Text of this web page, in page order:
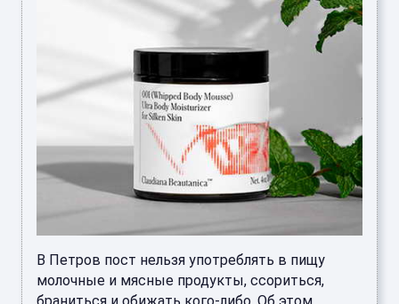
В Петров пост нельзя употреблять в пищу
молочные и мясные продукты, ссориться,